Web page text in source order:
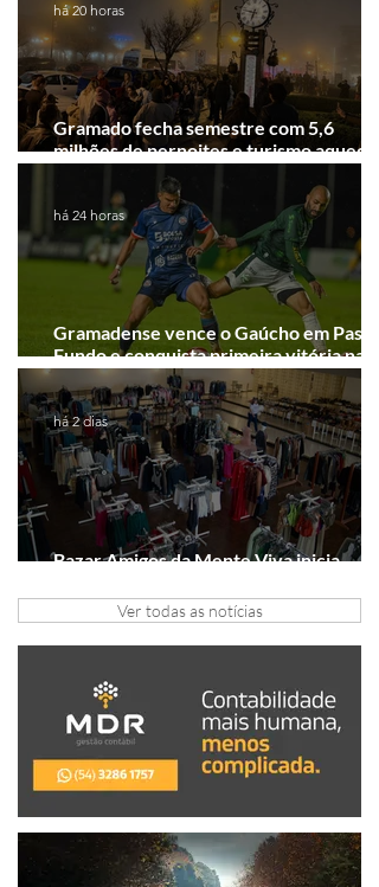
Gramado fecha semestre com 5,6
milhões de pernoites e turismo
Junho desponta!
há 20 horas
Gramadense vence o Gaúcho em Passo
Fundo e conquista primeira vitória na
Série A2
há 24 horas
Bazar Amigos da Mente Viva inicia
há 2 dias
Ver todas as notícias